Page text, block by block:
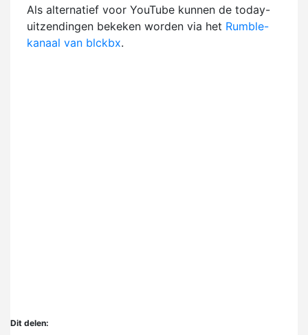
Als alternatief voor YouTube kunnen de today-
uitzendingen bekeken worden via het Rumble-
kanaal van blckbx.
Dit delen: